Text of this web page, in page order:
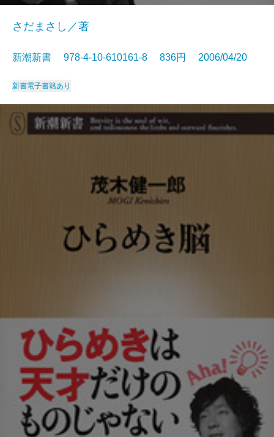
さだまさし／著
新潮新書 978-4-10-610161-8 836円 2006/04/20
新書電子書籍あり